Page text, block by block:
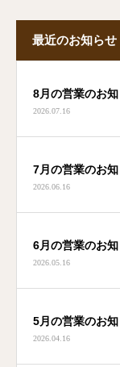
最近のお知らせ
8月の営業のお
2026.07.16
7月の営業のお
2026.06.16
6月の営業のお
2026.05.16
5月の営業のお
2026.04.16